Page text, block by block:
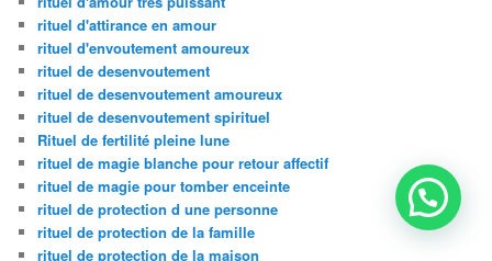
rituel d'attirance en amour
rituel d'envoutement amoureux
rituel de desenvoutement
rituel de desenvoutement amoureux
rituel de desenvoutement spirituel
Rituel de fertilité pleine lune
rituel de magie blanche pour retour affectif
rituel de magie pour tomber enceinte
rituel de protection d une personne
rituel de protection de la famille
rituel de protection de la maison